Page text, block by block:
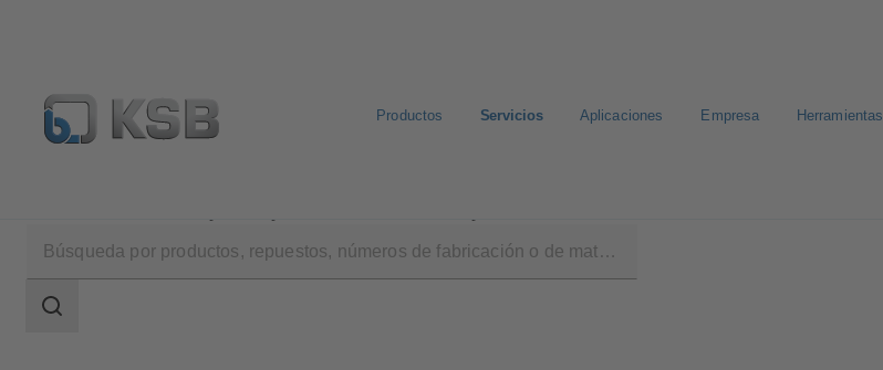
Productos Servicios Aplicaciones Empresa Herramientas
Área